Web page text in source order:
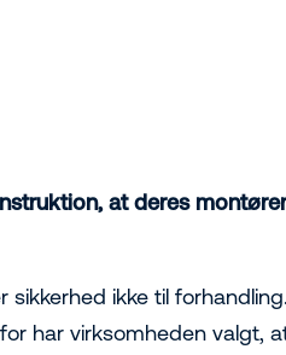
at deres
sikkerhed ikke til
har virksomheden valgt,